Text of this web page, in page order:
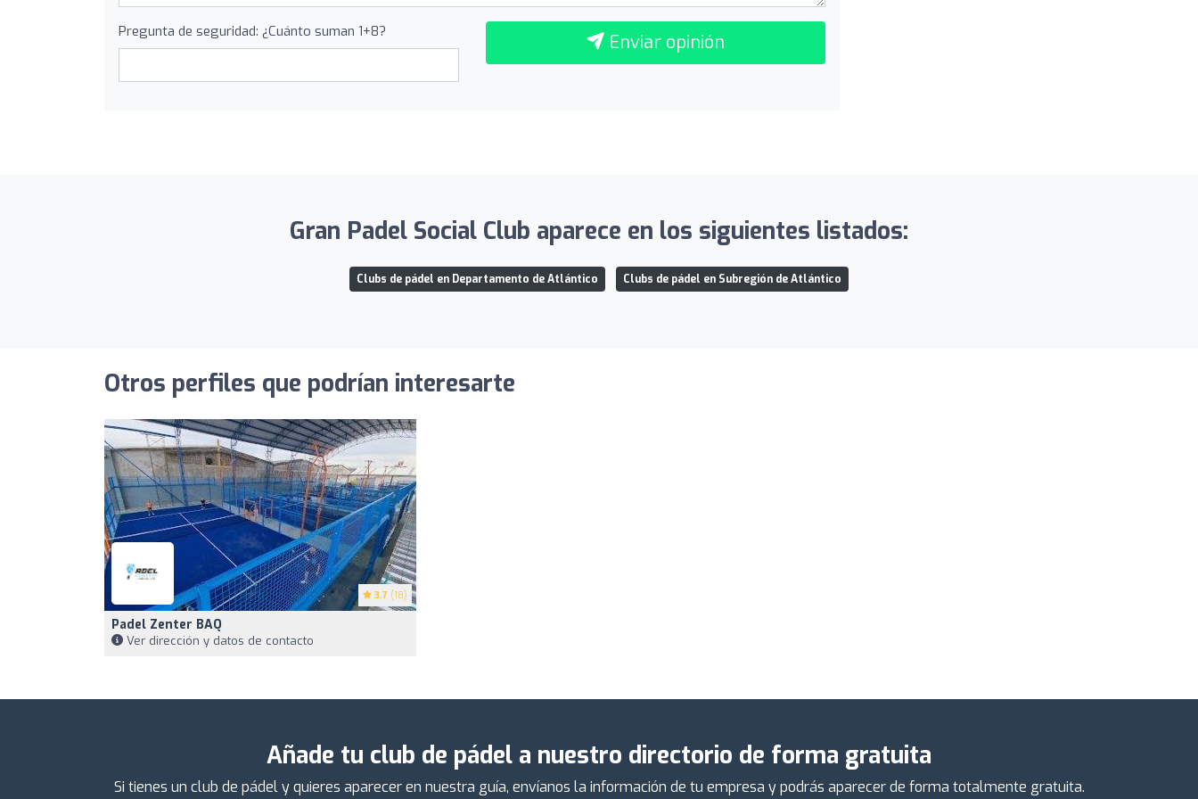
Pregunta de seguridad: ¿Cuánto suman 1+8? Enviar opinión
Gran Padel Social Club aparece en los siguientes listados:
Clubs de pádel en Departamento de Atlántico Clubs de pádel en Subregión de Atlántico
Otros perfiles que podrían interesarte
3.7 (18)
Padel Zenter BAQ
Ver dirección y datos de contacto
Añade tu club de pádel a nuestro directorio de forma gratuita
Si tienes un club de pádel y quieres aparecer en nuestra guía, envíanos la información de tu empresa y podrás aparecer de forma totalmente gratuita.